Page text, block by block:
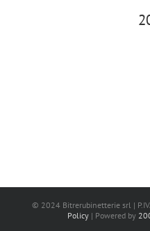
© 2024 Bitrerubinetterie srl |
Policy | Powered by